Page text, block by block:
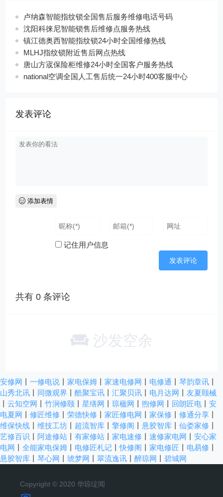
卢纳森智能指纹锁全国售后服务维修电话号码
沈阳科徕尼智能锁售后维修点服务热线
镇江德奥西智能指纹锁24小时全国维修热线
MLHJ指纹锁附近售后网点热线
唐山方宬保险柜维修24小时全国客户服务热线
national空调全国人工售后统一24小时400客服中心
发表评论
添加表情
记住用户信息
共有0 条评论
沙发空余
安修网 一修电说 家电保姆 家速电修网 电修通 琴韵章讯
山秀北讯
同微观界 酷聚宝讯 汇聚贝讯 电月达网
友夏颐械
云知空网 竹涧修颐 星缮网 琼楹网 煦修网 回朗匠电
安
电夏网
修匠维修 荣德快修 家匠修电网 家保修 修通分享
维保快线
维技工坊 超流智库 擎修阁 悬胶智库 仙娄家修
艺修百识
阿途修站 有家修站 家电速修 速修家电网
安心家
电网
全能家电保姆 电修匠札记 丨快修阁 家电修匠 电易修
悬胶智库
琴心网 琥梦网 翠流逸讯 醉琼网 碧城网
Copyright © 2020 华琼绽闻